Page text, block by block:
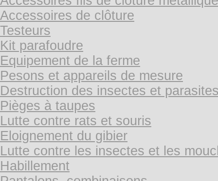
Accessoires de clôture
Testeurs
Kit parafoudre
Equipement de la ferme
Pesons et appareils de mesure
Destruction des insectes et
Pièges à taupes
Lutte contre rats et souris
Eloignement du gibier
Lutte contre les insectes et les
Habillement